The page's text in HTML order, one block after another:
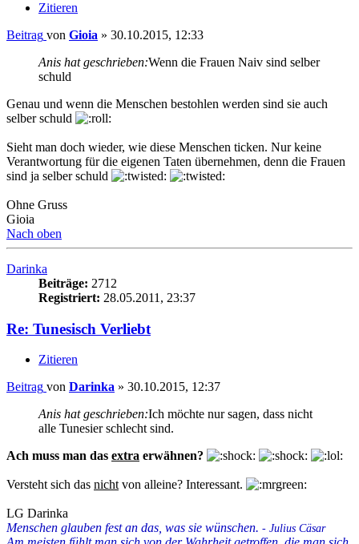
Zitieren
Beitrag von Gioia » 30.10.2015, 12:33
Anis hat geschrieben:Wenn die Frauen Naiv sind selber
schuld
Genau und wenn die Menschen bestohlen werden sind sie auch
selber schuld
Sieht man doch wieder, wie diese Menschen ticken. Nur keine
Verantwortung für die eigenen Taten übernehmen, denn die Frauen
sind ja selber schuld
Ohne Gruss
Gioia
Nach oben
Darinka
Beiträge: 2712
Registriert: 28.05.2011, 23:37
Re: Tunesisch Verliebt
Zitieren
Beitrag von Darinka » 30.10.2015, 12:37
Anis hat geschrieben:Ich möchte nur sagen, dass nicht
alle Tunesier schlecht sind.
Ach muss man das extra erwähnen?
Versteht sich das nichtvon alleine? Interessant.
LG Darinka
Menschen glauben fest an das, was sie wünschen. - Julius Cäsar